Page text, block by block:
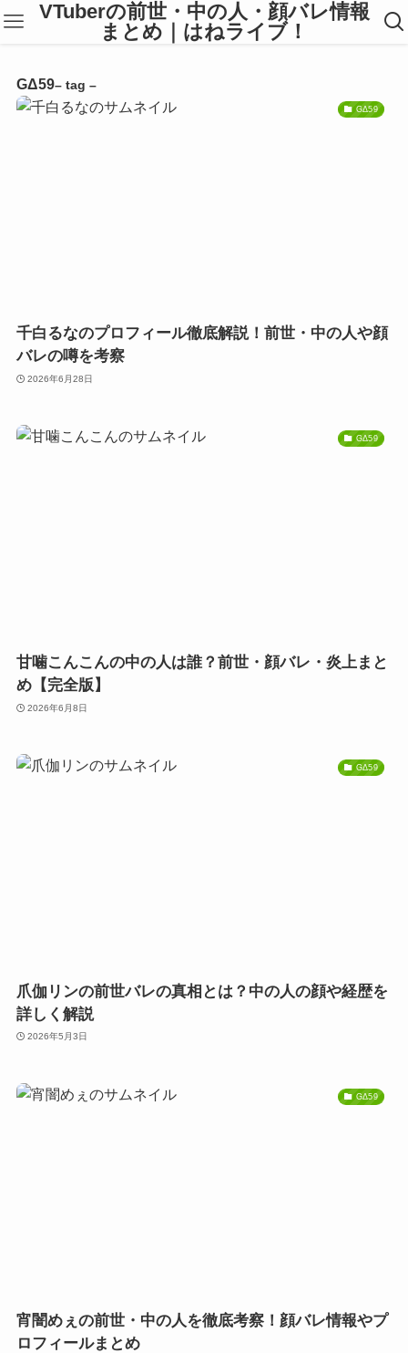
VTuberの前世・中の人・顔バレ情報
まとめ｜はねライブ！
GΔ59– tag –
GΔ59
千白るなのプロフィール徹底解説！前世・中の人や顔
バレの噂を考察
2026年6月28日
GΔ59
甘噛こんこんの中の人は誰？前世・顔バレ・炎上まと
め【完全版】
2026年6月8日
GΔ59
爪伽リンの前世バレの真相とは？中の人の顔や経歴を
詳しく解説
2026年5月3日
GΔ59
宵闇めぇの前世・中の人を徹底考察！顔バレ情報やプ
ロフィールまとめ